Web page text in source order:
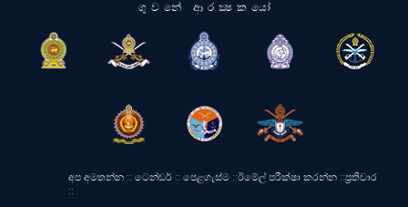
ගුවනේ ආරක්‍ෂකයෝ
අප අමතන්න :: ටෙන්ඩර් :: පෙළගැස්ම ::ඊමේල් පරීක්ෂා කරන්න ::ප්‍රතිචාර
::